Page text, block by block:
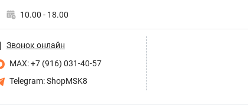
10.00 - 18.00
Звонок онлайн
MAX: +7 (916) 031-40-57
Telegram: ShopMSK8